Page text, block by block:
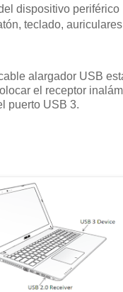
dispositivo periférico
teclado,
alargador USB
el receptor
puerto USB 3.